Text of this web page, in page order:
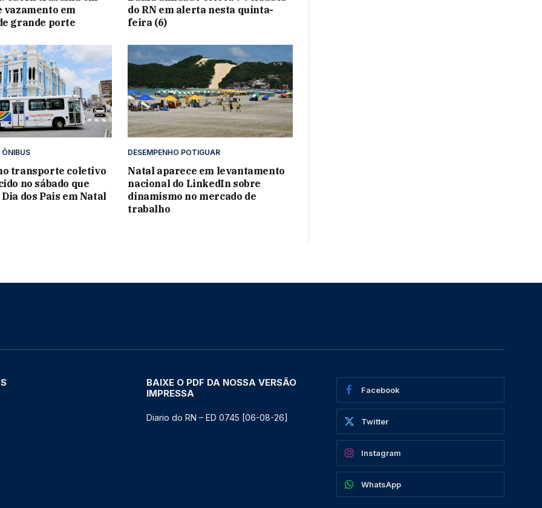
em
grande porte
do RN em alerta nesta quinta-
feira (6)
ÔNIBUS
transporte coletivo
no sábado que
dos Pais em Natal
DESEMPENHO POTIGUAR
Natal aparece em levantamento
nacional do LinkedIn sobre
dinamismo no mercado de
trabalho
BAIXE O PDF DA NOSSA VERSÃO
IMPRESSA
Diario do RN – ED 0745 [06-08-26]
Facebook
Twitter
Instagram
WhatsApp